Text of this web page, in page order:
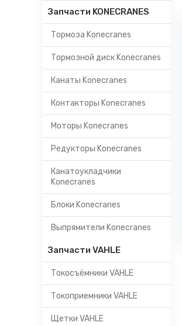
Запчасти KONECRANES
Тормоза Konecranes
Тормозной диск Konecranes
Канаты Konecranes
Контакторы Konecranes
Моторы Konecranes
Редукторы Konecranes
Канатоукладчики
Konecranes
Блоки Konecranes
Выпрямители Konecranes
Запчасти VAHLE
Токосъёмники VAHLE
Токоприемники VAHLE
Щетки VAHLE